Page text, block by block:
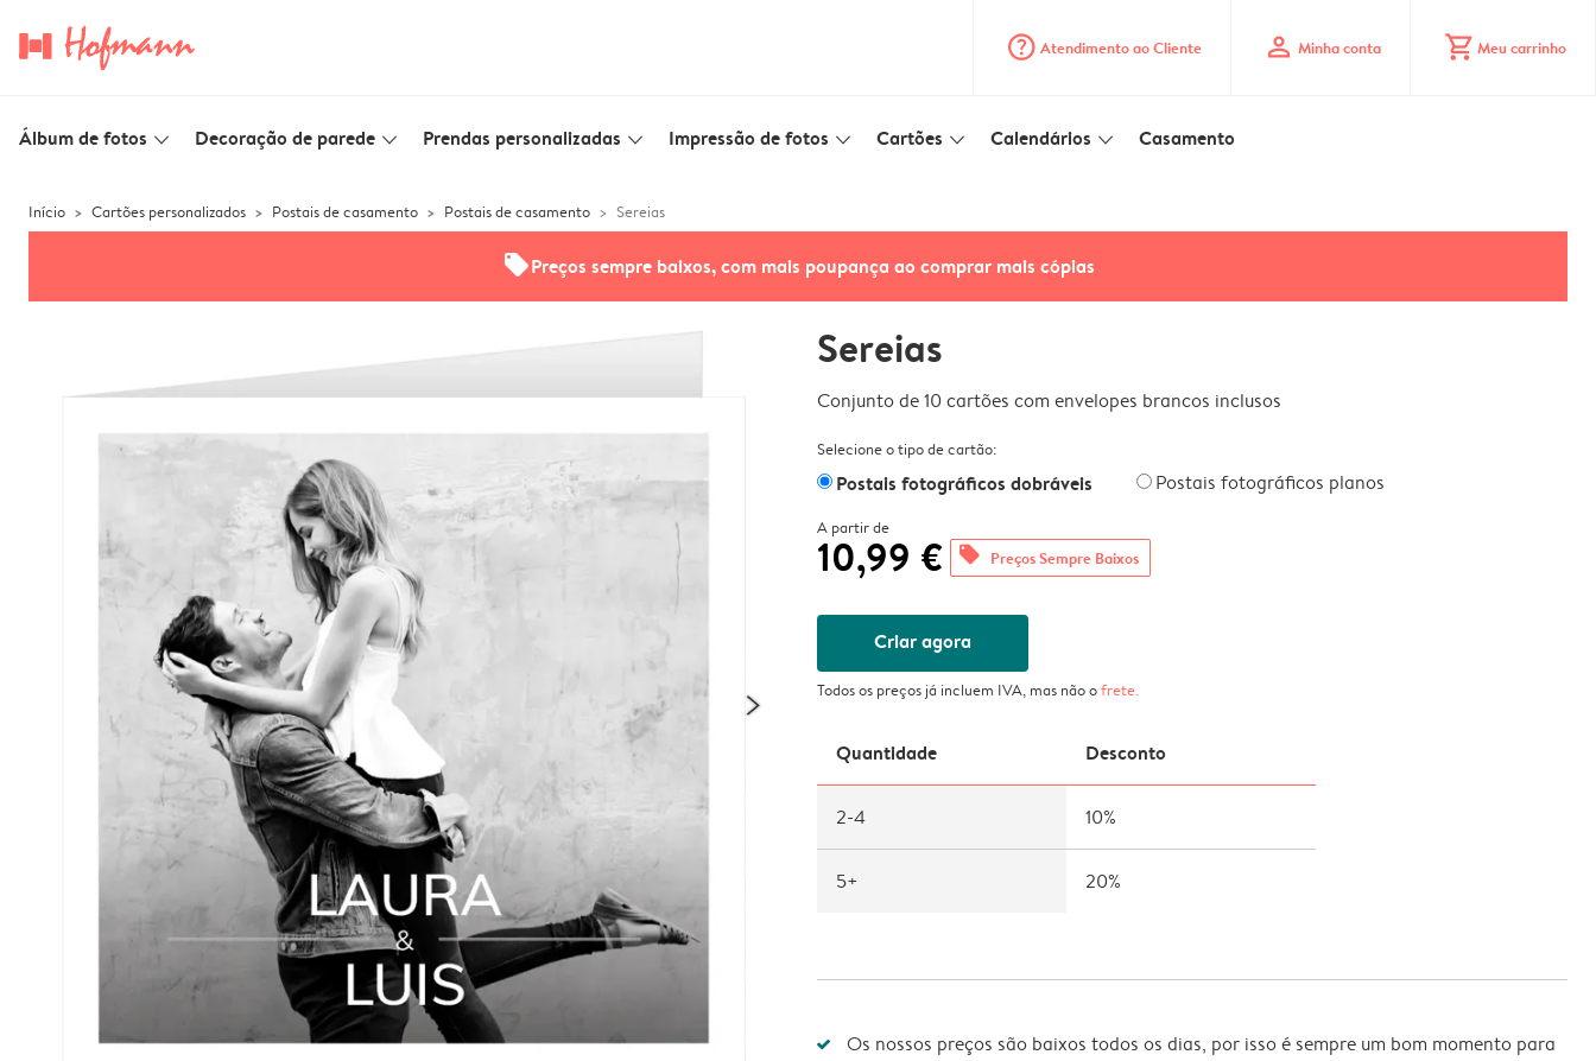
question_mark_circle Atendimento ao Cliente profile Minha conta shopping_cart Meu carrinho
Álbum de fotos slim_arrow_down Decoração de parede slim_arrow_down Prendas personalizadas slim_arrow_down Impressão de fotos slim_arrow_down Cartões slim_arrow_down Calendários slim_arrow_down Casamento
Início Cartões personalizados Postais de casamento Postais de casamento Sereias
offersPreços sempre baixos, com mais poupança ao comprar mais cópias
Sereias
Conjunto de 10 cartões com envelopes brancos inclusos
Selecione o tipo de cartão:
Postais fotográficos dobráveis Postais fotográficos planos
A partir de
10,99 € offers Preços Sempre Baixos
Criar agora
Todos os preços já incluem IVA, mas não ofrete.
Quantidade Desconto
2-4 10%
5+ 20%
Os nossos preços são baixos todos os dias, por isso é sempre um bom momento para